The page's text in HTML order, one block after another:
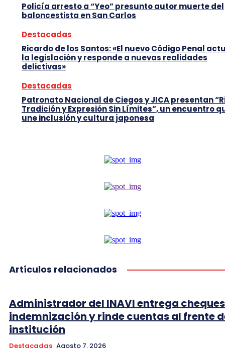
Policía arresto a “Yeo” presunto autor muerte del
baloncestista en San Carlos
Destacadas
Ricardo de los Santos: «El nuevo Código Penal
la legislación y responde a nuevas realidades
delictivas»
Destacadas
Patronato Nacional de Ciegos y JICA presentan
Tradición y Expresión Sin Límites”, un encuentro
une inclusión y cultura japonesa
Artículos relacionados
Administrador del INAVI entrega
indemnización y rinde cuentas al frente
institución
Destacadas Agosto 7, 2026